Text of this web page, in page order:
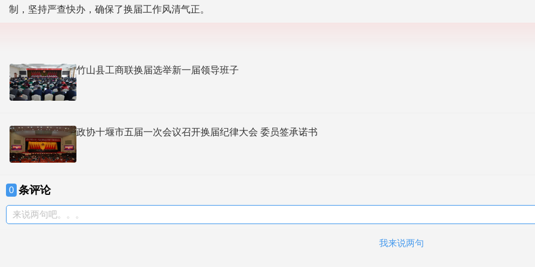
制，坚持严查快办，确保了换届工作风清气正。
竹山县工商联换届选举新一届领导班子
政协十堰市五届一次会议召开换届纪律大会 委员签承诺书
0 条评论
来说两句吧。。。
我来说两句